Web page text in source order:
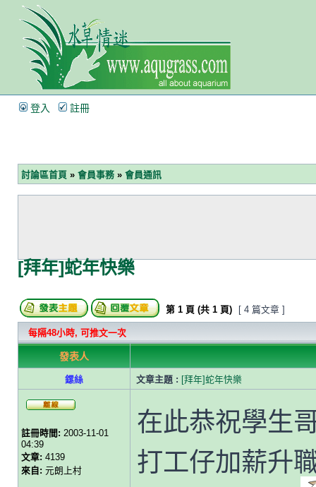
登入 註冊
討論區首頁 » 會員事務 » 會員通訊
[拜年]蛇年快樂
第 1 頁 (共 1 頁) [ 4 篇文章 ]
每隔48小時, 可推文一次
發表人
鏍絲 文章主題 : [拜年]蛇年快樂
註冊時間: 2003-11-01
04:39
文章: 4139
來自: 元朗上村
在此恭祝學生
打工仔加薪升